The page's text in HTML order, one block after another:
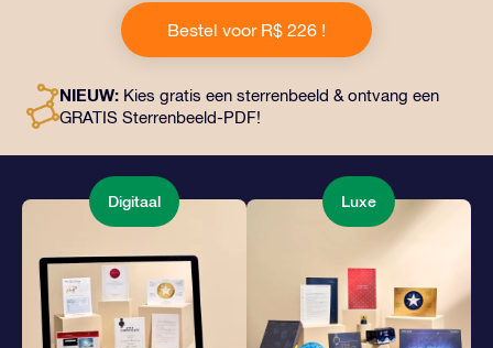
cadeau bevat een prachtige envelop en
gepersonaliseerde documenten die naar een adres
naar keuze worden verzonden, evenals digitale
een magische manier om een blijvend cadeau te geven
aan vrienden en dierbaren.
Bestel voor R$ 226 !
NIEUW: Kies gratis een sterrenbeeld & ontvang een
GRATIS Sterrenbeeld-PDF!
Digitaal Luxe